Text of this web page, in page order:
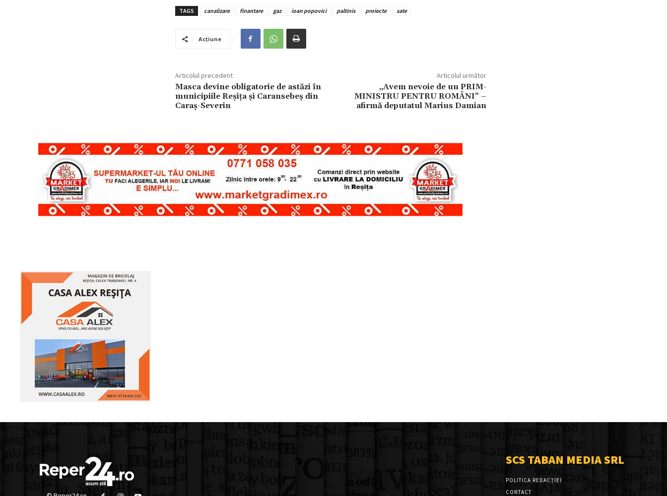
TAGS canalizare finantare gaz ioan popovici paltinis proiecte sate
Acțiune
Articolul precedent
Masca devine obligatorie de astăzi în
municipiile Reșița și Caransebeș din
Caraș-Severin
Articolul următor
„Avem nevoie de un PRIM-
MINISTRU PENTRU ROMÂNI“ –
afirmă deputatul Marius Damian
SCS TABAN MEDIA SRL
POLITICA REDACȚIEI
CONTACT